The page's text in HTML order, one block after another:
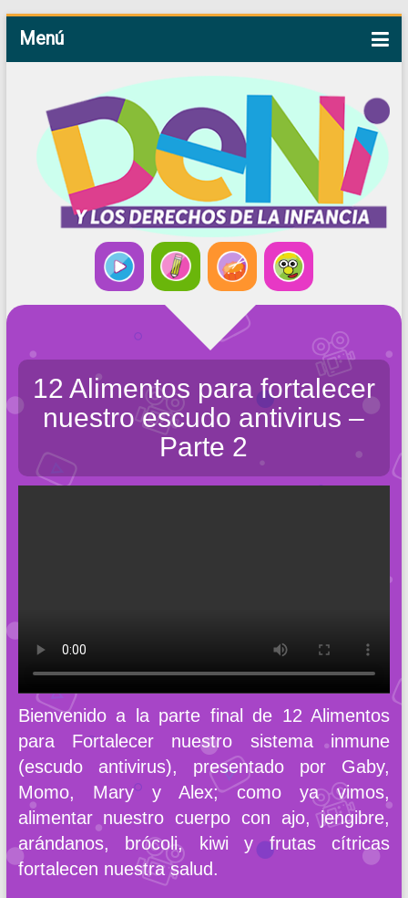
Menú
12 Alimentos para fortalecer
nuestro escudo antivirus –
Parte 2
Bienvenido a la parte final de 12 Alimentos
para Fortalecer nuestro sistema inmune
(escudo antivirus), presentado por Gaby,
Momo, Mary y Alex; como ya vimos,
alimentar nuestro cuerpo con ajo, jengibre,
arándanos, brócoli, kiwi y frutas cítricas
fortalecen nuestra salud.